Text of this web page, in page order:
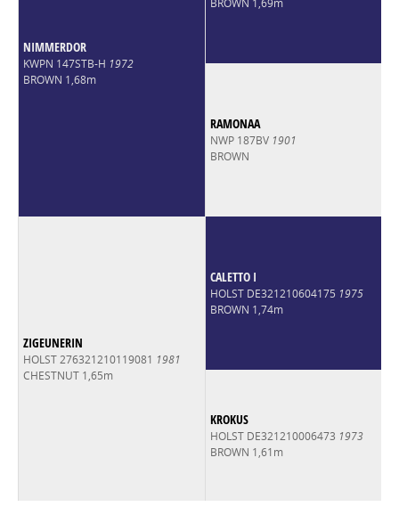
NIMMERDOR
KWPN 147STB-H 1972
BROWN 1,68m
RAMONAA
NWP 187BV 1901
BROWN
ZIGEUNERIN
HOLST 276321210119081 1981
CHESTNUT 1,65m
CALETTO I
HOLST DE321210604175 1975
BROWN 1,74m
KROKUS
HOLST DE321210006473 1973
BROWN 1,61m